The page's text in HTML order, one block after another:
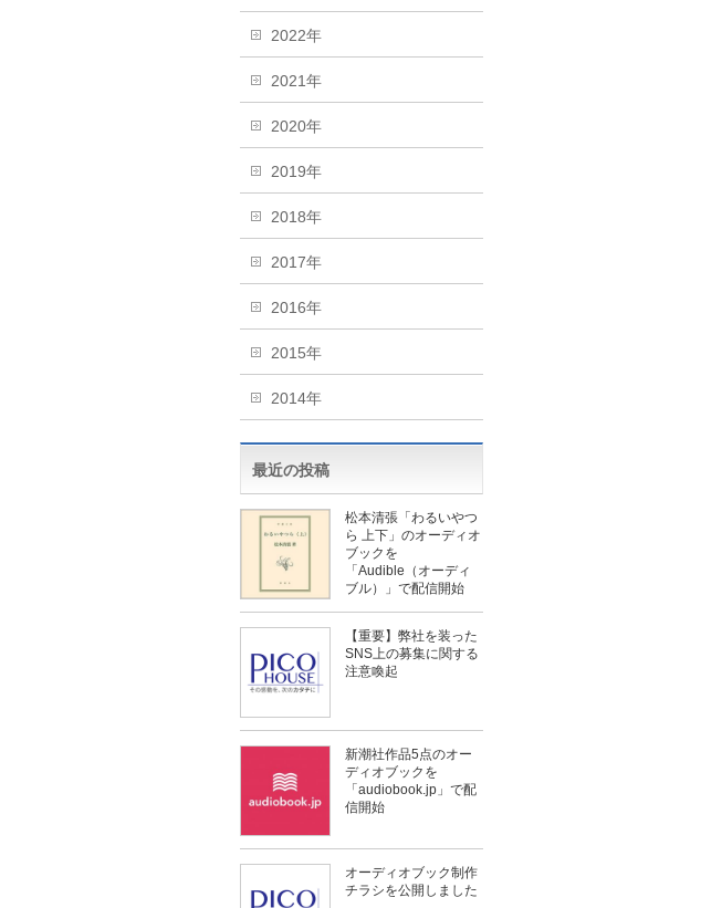
2022年
2021年
2020年
2019年
2018年
2017年
2016年
2015年
2014年
最近の投稿
松本清張「わるいやつ
ら 上下」のオーディオ
ブックを
「Audible（オーディ
ブル）」で配信開始
【重要】弊社を装った
SNS上の募集に関する
注意喚起
新潮社作品5点のオー
ディオブックを
「audiobook.jp」で配
信開始
オーディオブック制作
チラシを公開しました